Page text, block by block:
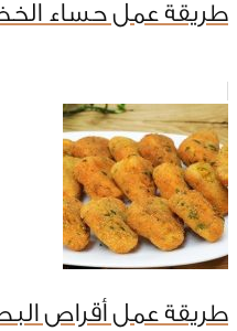
طريقة عمل حساء
طريقة عمل أقراص